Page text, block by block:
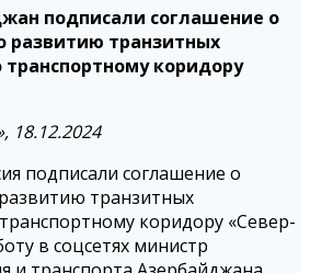
подписали соглашение о
развитию транзитных
транспортному коридору
18.12.2024
подписали соглашение о
транзитных
коридору «Север-
в соцсетях министр